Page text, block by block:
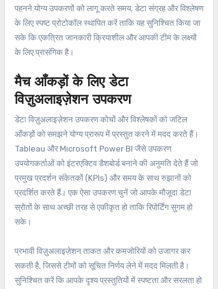
पहनने योग्य उपकरणों को लागू करते समय, डेटा संग्रह और विश्लेषण
के लिए स्पष्ट प्रोटोकॉल स्थापित करें ताकि यह सुनिश्चित किया जा
सके कि एकत्रित जानकारी क्रियाशील और आपकी टीम के लक्ष्यों
के लिए प्रासंगिक है।
मैच आँकड़ों के लिए डेटा
विज़ुअलाइज़ेशन उपकरण
डेटा विज़ुअलाइज़ेशन उपकरण कोचों और विश्लेषकों को जटिल
आँकड़ों को समझने योग्य प्रारूप में प्रस्तुत करने में मदद करते हैं।
Tableau और Microsoft Power BI जैसे उपकरण
उपयोगकर्ताओं को इंटरएक्टिव डैशबोर्ड बनाने की अनुमति देते हैं जो
प्रमुख प्रदर्शन संकेतकों (KPIs) और समय के साथ रुझानों को
प्रदर्शित करते हैं। एक ऐसा उपकरण चुनें जो आपके मौजूदा डेटा
स्रोतों के साथ अच्छी तरह से एकीकृत हो ताकि रिपोर्टिंग सुगम हो
सके।
प्रभावी विज़ुअलाइज़ेशन ताकत और कमजोरियों को उजागर कर
सकती है, जिससे टीमों को सूचित निर्णय लेने में मदद मिलती है।
सुनिश्चित करें कि आपके दृश्य प्रस्तुतियों में स्पष्टता और सरलता हो